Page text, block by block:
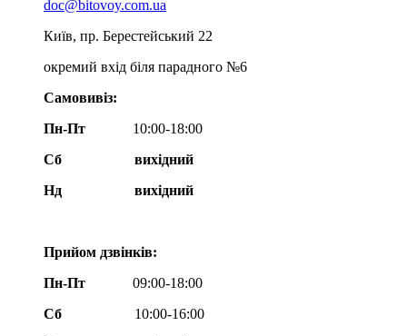
doc@bitovoy.com.ua
Київ, пр. Берестейський 22
окремий вхід біля парадного №6
Самовивіз:
Пн-Пт
10:00-18:00
Сб
вихідний
Нд
вихідний
Прийом дзвінків:
Пн-Пт
09:00-18:00
Сб
10:00-16:00